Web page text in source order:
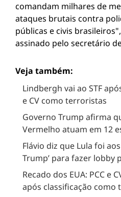
comandam milhares de
ataques brutais contra
públicas e civis
assinado pelo secretário
Veja também:
Lindbergh vai ao STF
e CV como terroristas
Governo Trump afirma
Vermelho atuam em 12
Flávio diz que Lula foi
Trump’ para fazer lobby
Recado dos EUA: PCC e
após classificação como